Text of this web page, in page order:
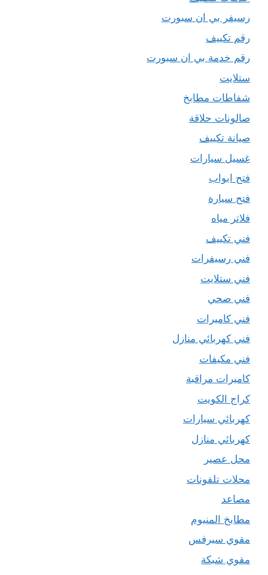
رسيفر بي ان سبورت
رقم تكييف
رقم خدمة بي ان سبورت
ستلايت
شفاطات مطابخ
صالونات حلاقة
صيانة تكييف
غسيل سيارات
فتح ابواب
فتح سيارة
فلاتر مياه
فني تكييف
فني رسيفرات
فني ستلايت
فني صحي
فني كاميرات
فني كهربائي منازل
فني مكيفات
كاميرات مراقبة
كراج الكويت
كهربائي سيارات
كهربائي منازل
محل عصير
محلات تلفونات
مصاعد
مطابخ المنيوم
مقوي سيرفس
مقوي شبكة